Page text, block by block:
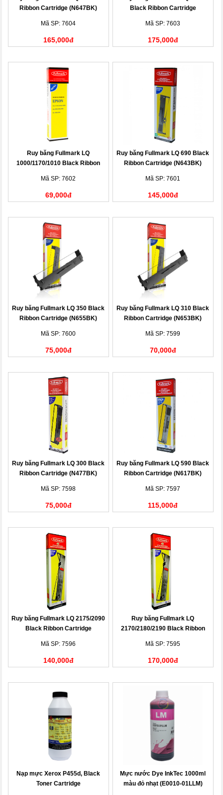
Ribbon Cartridge (N647BK)
Mã SP: 7604
165,000đ
Black Ribbon Cartridge
Mã SP: 7603
175,000đ
Ruy băng Fullmark LQ
1000/1170/1010 Black Ribbon
Mã SP: 7602
69,000đ
Ruy băng Fullmark LQ 690 Black
Ribbon Cartridge (N643BK)
Mã SP: 7601
145,000đ
Ruy băng Fullmark LQ 350 Black
Ribbon Cartridge (N655BK)
Mã SP: 7600
75,000đ
Ruy băng Fullmark LQ 310 Black
Ribbon Cartridge (N653BK)
Mã SP: 7599
70,000đ
Ruy băng Fullmark LQ 300 Black
Ribbon Cartridge (N477BK)
Mã SP: 7598
75,000đ
Ruy băng Fullmark LQ 590 Black
Ribbon Cartridge (N617BK)
Mã SP: 7597
115,000đ
Ruy băng Fullmark LQ 2175/2090
Black Ribbon Cartridge
Mã SP: 7596
140,000đ
Ruy băng Fullmark LQ
2170/2180/2190 Black Ribbon
Mã SP: 7595
170,000đ
Nạp mực Xerox P455d, Black
Toner Cartridge
Mực nước Dye InkTec 1000ml
màu đỏ nhạt (E0010-01LLM)